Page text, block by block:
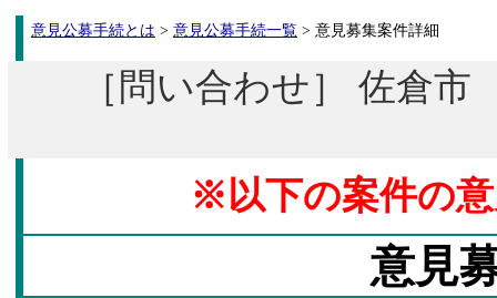
意見公募手続とは > 意見公募手続一覧 > 意見募集案件詳細
［問い合わせ］ 佐倉
※以下の案件の
意見